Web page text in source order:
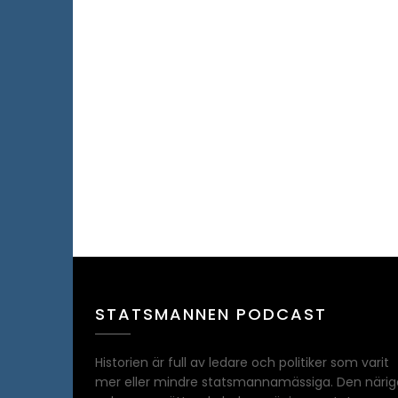
STATSMANNEN PODCAST
Historien är full av ledare och politiker som varit
mer eller mindre statsmannamässiga. Den